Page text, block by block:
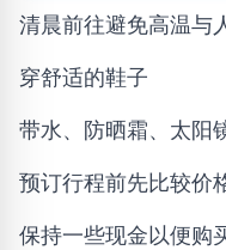
清晨前往避免高温与
穿舒适的鞋子
带水、防晒霜、太阳
预订行程前先比较价
保持一些现金以便购